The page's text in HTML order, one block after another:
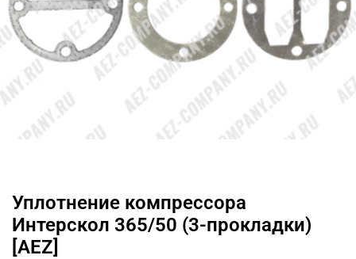
Уплотнение компрессора
Интерскол 365/50 (3-прокладки)
[AEZ]